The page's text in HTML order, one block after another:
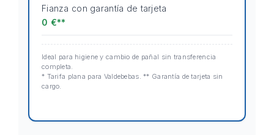
Fianza con garantía de tarjeta
0 €**
Ideal para higiene y cambio de pañal sin transferencia
completa.
* Tarifa plana para Valdebebas. ** Garantía de tarjeta sin
cargo.